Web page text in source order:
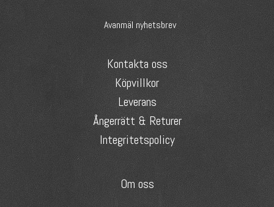
Avanmäl nyhetsbrev
Kontakta oss
Köpvillkor
Leverans
Ångerrätt & Returer
Integritetspolicy
Om oss